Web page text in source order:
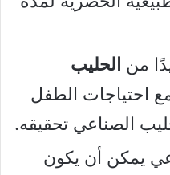
من الحليب
احتياجات الطفل
الصناعي تحقيقه.
يمكن أن يكون